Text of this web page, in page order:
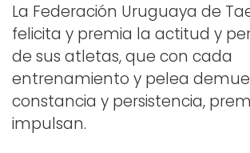
La Federación Uruguaya de
felicita y premia la actitud y
de sus atletas, que con cada
entrenamiento y pelea
constancia y persistencia,
impulsan.